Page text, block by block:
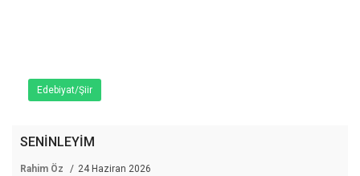
Edebiyat/Şiir
SENİNLEYİM
Rahim Öz 24 Haziran 2026